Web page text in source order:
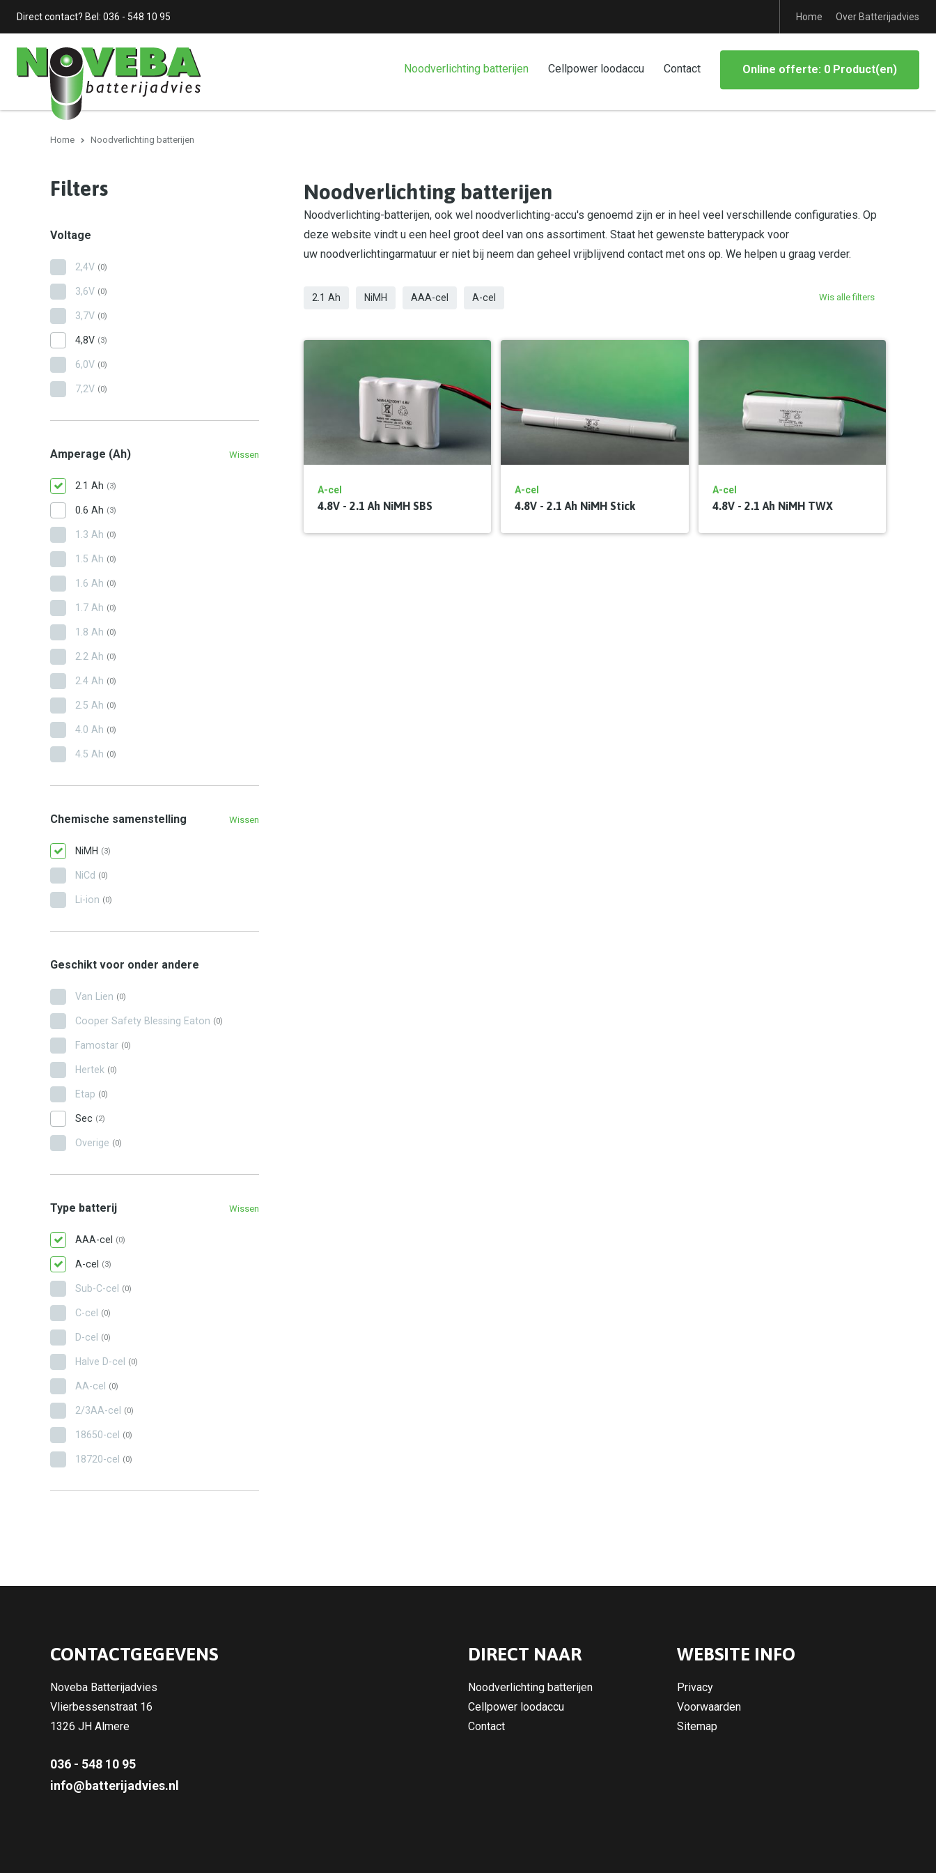
Direct contact? Bel: 036 - 548 10 95 Home Over Batterijadvies
Noodverlichting batterijen Cellpower loodaccu Contact Online offerte: 0 Product(en)
Home Noodverlichting batterijen
Noodverlichting batterijen
Noodverlichting-batterijen, ook wel noodverlichting-accu's genoemd zijn er in heel veel verschillende configuraties. Op
deze website vindt u een heel groot deel van ons assortiment. Staat het gewenste batterypack voor
uw noodverlichtingarmatuur er niet bij neem dan geheel vrijblijvend contact met ons op. We helpen u graag verder.
2.1 Ah NiMH AAA-cel A-cel Wis alle filters
A-cel
4.8V - 2.1 Ah NiMH SBS
A-cel
4.8V - 2.1 Ah NiMH Stick
A-cel
4.8V - 2.1 Ah NiMH TWX
Filters
Voltage
2,4V (0)
3,6V (0)
3,7V (0)
4,8V (3)
6,0V (0)
7,2V (0)
Amperage (Ah) Wissen
2.1 Ah (3)
0.6 Ah (3)
1.3 Ah (0)
1.5 Ah (0)
1.6 Ah (0)
1.7 Ah (0)
1.8 Ah (0)
2.2 Ah (0)
2.4 Ah (0)
2.5 Ah (0)
4.0 Ah (0)
4.5 Ah (0)
Chemische samenstelling Wissen
NiMH (3)
NiCd (0)
Li-ion (0)
Geschikt voor onder andere
Van Lien (0)
Cooper Safety Blessing Eaton (0)
Famostar (0)
Hertek (0)
Etap (0)
Sec (2)
Overige (0)
Type batterij Wissen
AAA-cel (0)
A-cel (3)
Sub-C-cel (0)
C-cel (0)
D-cel (0)
Halve D-cel (0)
AA-cel (0)
2/3AA-cel (0)
18650-cel (0)
18720-cel (0)
CONTACTGEGEVENS
Noveba Batterijadvies
Vlierbessenstraat 16
1326 JH Almere
036 - 548 10 95
info@batterijadvies.nl
DIRECT NAAR
Noodverlichting batterijen
Cellpower loodaccu
Contact
WEBSITE INFO
Privacy
Voorwaarden
Sitemap